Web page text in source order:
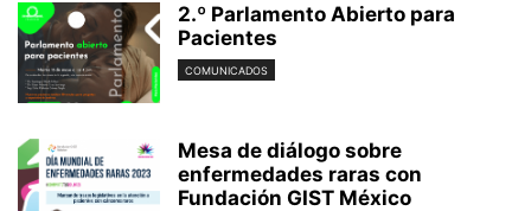
2.º Parlamento Abierto para
Pacientes
COMUNICADOS
Mesa de diálogo sobre
enfermedades raras con
Fundación GIST México